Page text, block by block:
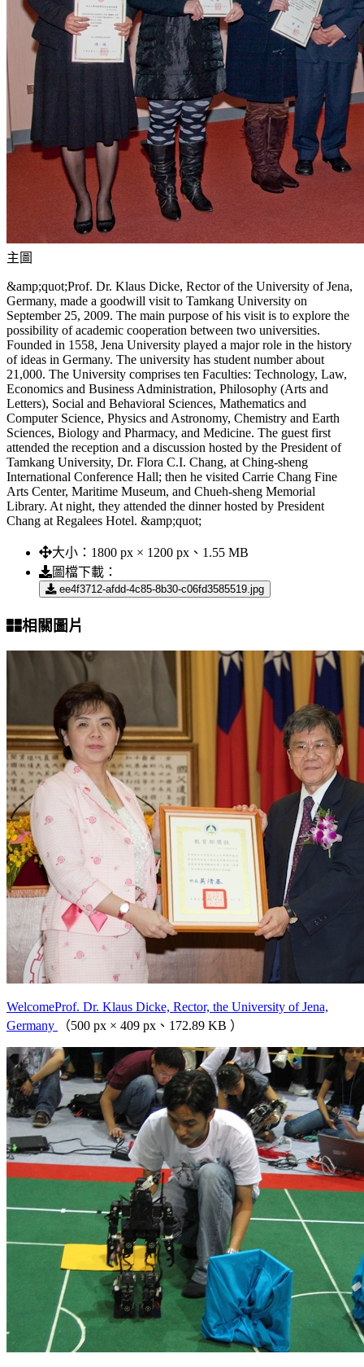
主圖
&amp;quot;Prof. Dr. Klaus Dicke, Rector of the University of Jena,
Germany, made a goodwill visit to Tamkang University on
September 25, 2009. The main purpose of his visit is to explore the
possibility of academic cooperation between two universities.
Founded in 1558, Jena University played a major role in the history
of ideas in Germany. The university has student number about
21,000. The University comprises ten Faculties: Technology, Law,
Economics and Business Administration, Philosophy (Arts and
Letters), Social and Behavioral Sciences, Mathematics and
Computer Science, Physics and Astronomy, Chemistry and Earth
Sciences, Biology and Pharmacy, and Medicine. The guest first
attended the reception and a discussion hosted by the President of
Tamkang University, Dr. Flora C.I. Chang, at Ching-sheng
International Conference Hall; then he visited Carrie Chang Fine
Arts Center, Maritime Museum, and Chueh-sheng Memorial
Library. At night, they attended the dinner hosted by President
Chang at Regalees Hotel. &amp;quot;
大小： 1800 px × 1200 px、1.55 MB
圖檔下載：
ee4f3712-afdd-4c85-8b30-c06fd3585519.jpg
相關圖片
WelcomeProf. Dr. Klaus Dicke, Rector, the University of Jena,
Germany
（500 px × 409 px、172.89 KB ）